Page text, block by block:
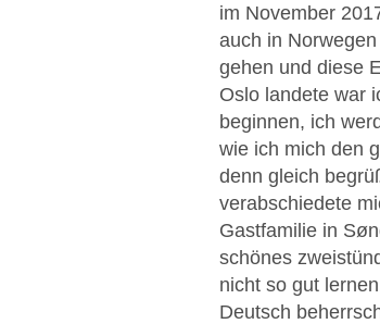
im November
auch in
gehen und diese
Oslo landete war
beginnen, ich
wie ich mich den
denn gleich
verabschiedete
Gastfamilie in
schönes
nicht so gut
Deutsch